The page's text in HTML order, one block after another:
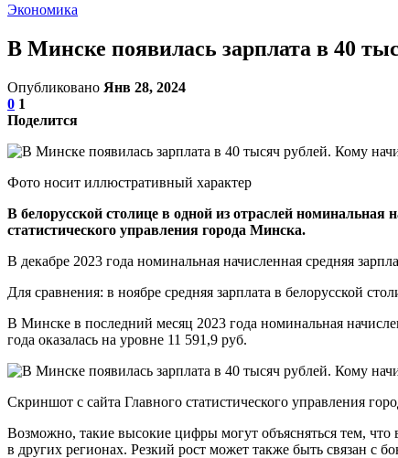
Экономика
В Минске появилась зарплата в 40
Опубликовано Янв 28, 2024
0 1
Поделится
Фото носит иллюстративный характер
В белорусской столице в одной из отраслей номинальная
статистического управления города Минска.
В декабре 2023 года номинальная начисленная средняя
Для сравнения: в ноябре средняя зарплата в белорусской
В Минске в последний месяц 2023 года номинальная
года оказалась на уровне 11 591,9 руб.
Скриншот с сайта Главного статистического управления
Возможно, такие высокие цифры могут объясняться тем,
в других регионах. Резкий рост может также быть связан с